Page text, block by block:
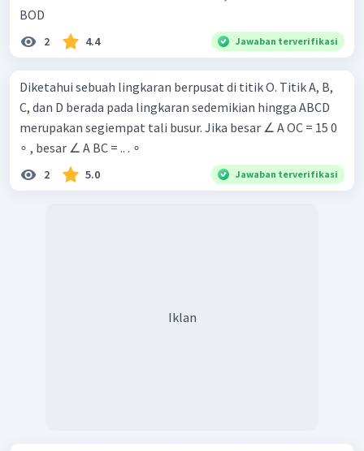
BOD
2 4.4 Jawaban terverifikasi
Diketahui sebuah lingkaran berpusat di titik O. Titik A, B,
C, dan D berada pada lingkaran sedemikian hingga ABCD
merupakan segiempat tali busur. Jika besar ∠ A OC = 15 0
∘ , besar ∠ A BC = .. . ∘
2 5.0 Jawaban terverifikasi
Iklan